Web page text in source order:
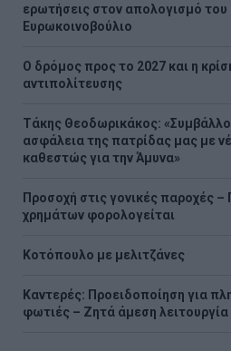
ερωτήσεις στον απολογισμό
Ευρωκοινοβούλιο
Ο δρόμος προς το 2027 και η
αντιπολίτευσης
Τάκης Θεοδωρικάκος:
ασφάλεια της πατρίδας μας με
καθεστώς για την Άμυνα»
Προσοχή στις γονικές παροχές
χρημάτων φορολογείται
Κοτόπουλο με μελιτζάνες
Καντερές: Προειδοποίηση για
φωτιές – Ζητά άμεση λειτουργία